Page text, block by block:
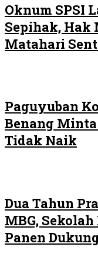
Oknum SPSI
Sepihak, Hak
Matahari
Paguyuban
Benang
Tidak Naik
Dua Tahun
MBG,
Panen